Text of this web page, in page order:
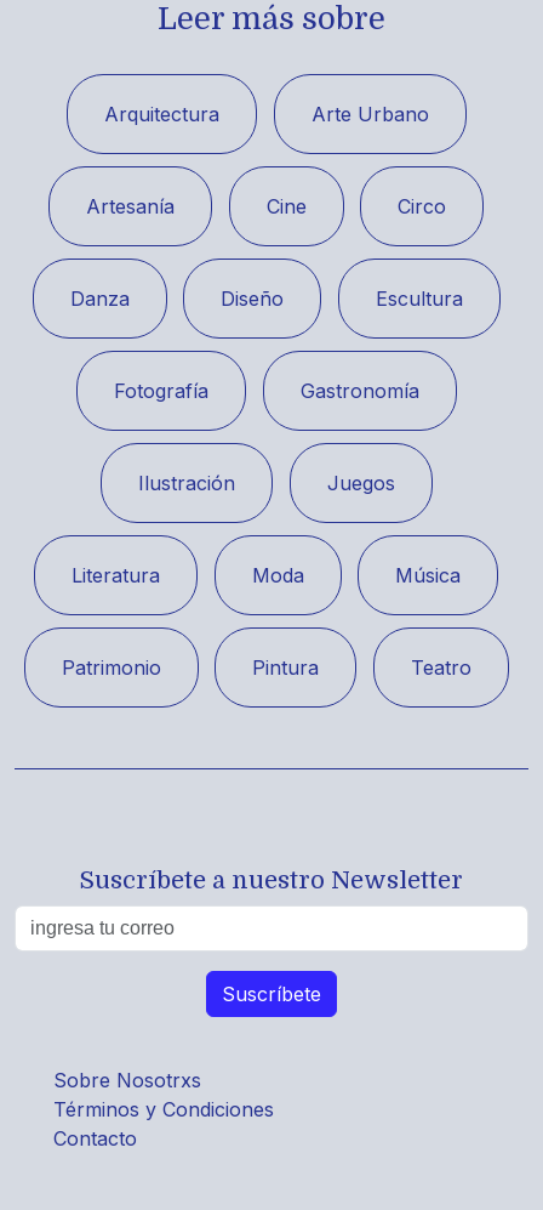
Leer más sobre
Arquitectura Arte Urbano
Artesanía Cine Circo
Danza Diseño Escultura
Fotografía Gastronomía
Ilustración Juegos
Literatura Moda Música
Patrimonio Pintura Teatro
Suscríbete a nuestro Newsletter
Sobre Nosotrxs
Términos y Condiciones
Contacto